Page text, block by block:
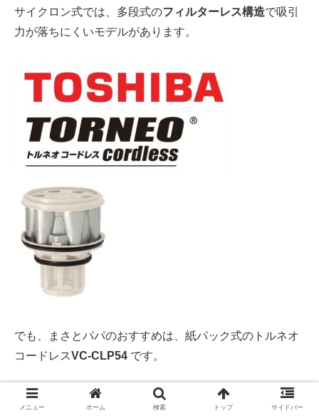
サイクロン式では、 多段式のフィルターレス構造で吸引
力が落ちにくいモデルがあります。
でも、まさとパパのおすすめは、紙パック式のトルネオ
コードレスVC-CLP54 です。
メニュー ホーム 検索 トップ サイドバー